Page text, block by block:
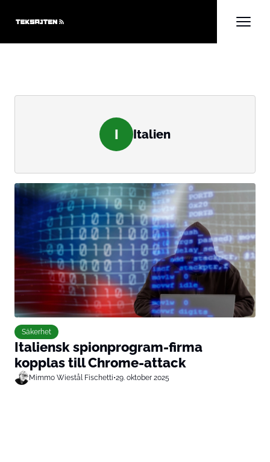
I Italien
Säkerhet
Italiensk spionprogram-firma
kopplas till Chrome-attack
Mimmo Wiestål Fischetti•29. oktober 2025